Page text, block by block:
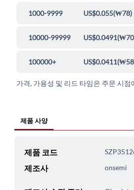
1000-9999 US$0.055(₩78)
10000-99999 US$0.0491(₩70
100000+ US$0.0411(₩58
가격, 가용성 및 리드 타임은 주문 시
제품 사양
제품 코드
제조사 onsemi